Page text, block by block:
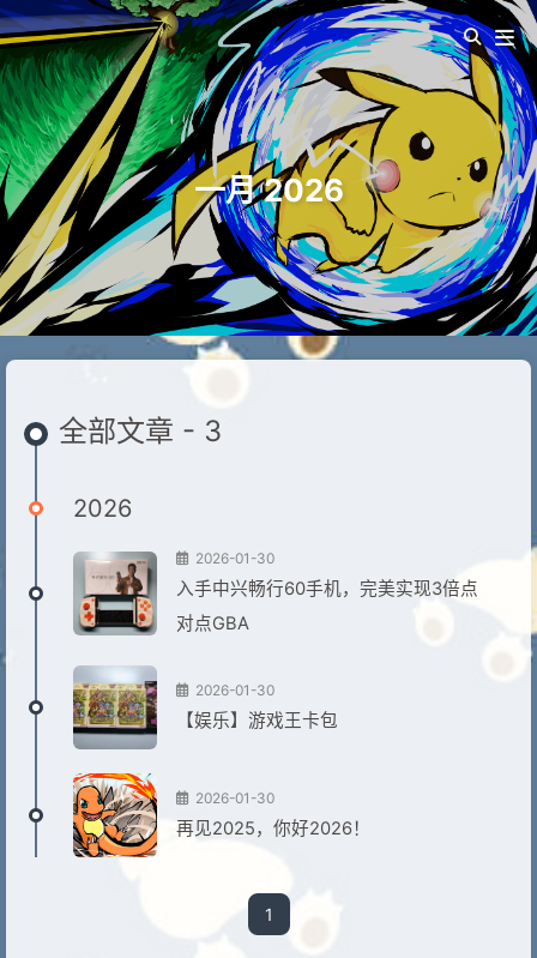
一月 2026
全部文章 - 3
2026
2026-01-30
入手中兴畅行60手机，完美实现3倍点
对点GBA
2026-01-30
【娱乐】游戏王卡包
2026-01-30
再见2025，你好2026！
1